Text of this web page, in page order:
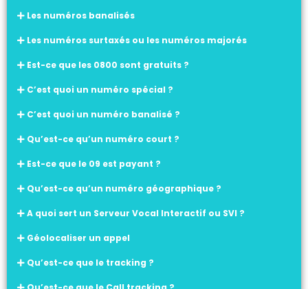
Les numéros banalisés
Les numéros surtaxés ou les numéros majorés
Est-ce que les 0800 sont gratuits ?
C’est quoi un numéro spécial ?
C’est quoi un numéro banalisé ?
Qu’est-ce qu’un numéro court ?
Est-ce que le 09 est payant ?
Qu’est-ce qu’un numéro géographique ?
A quoi sert un Serveur Vocal Interactif ou SVI ?
Géolocaliser un appel
Qu’est-ce que le tracking ?